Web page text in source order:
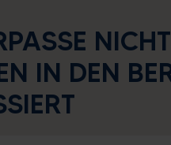
IN DEN